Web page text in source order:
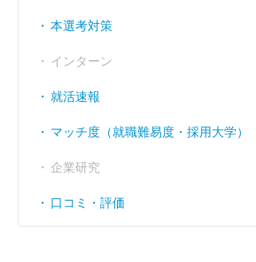
経常利益率 （％）
本選考対策
インターン
就活速報
マッチ度（就職難易度・採用大学）
企業研究
口コミ・評価